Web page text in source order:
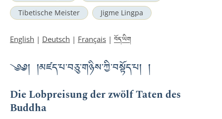
Tibetische Meister
Jigme Lingpa
English | Deutsch | Français | བོད་ཡིག
༄༅། །མཛད་པ་བཅུ་གཉིས་ཀྱི་བསྟོད་པ། །
Die Lobpreisung der zwölf Taten des
Buddha